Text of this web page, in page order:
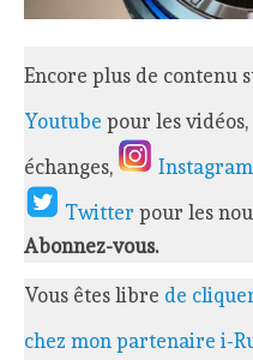
Encore plus de contenu
Youtube pour les vidéos,
échanges,
Twitterpour les
Abonnez-vous.
Vous êtes libre de
chez mon partenaire i-